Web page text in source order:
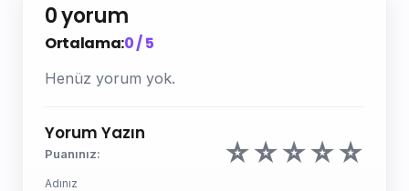
0 yorum
Ortalama:0 / 5
Henüz yorum yok.
Yorum Yazın
Puanınız: ☆☆☆☆☆
Adınız